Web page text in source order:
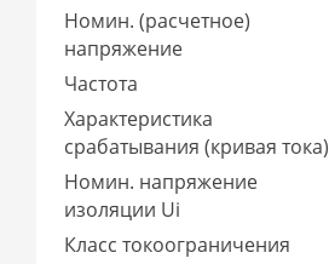
Номин. (расчетное)
напряжение
Частота
Характеристика
срабатывания (кривая тока)
Номин. напряжение
изоляции Ui
Класс токоограничения